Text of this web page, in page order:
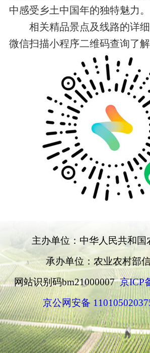
中感受乡土中国年的独特魅力。
相关精品景点及线路的详
微信扫描小程序二维码查询了解
主办单位：中华人民共和国
承办单位：农业农村部
网站识别码bm21000007京ICP
京公网安备